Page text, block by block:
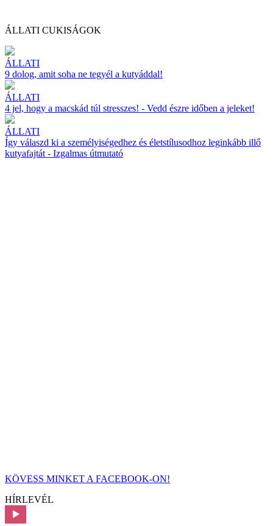
ÁLLATI CUKISÁGOK
ÁLLATI
9 dolog, amit soha ne tegyél a kutyáddal!
ÁLLATI
4 jel, hogy a macskád túl stresszes! - Vedd észre időben a jeleket!
ÁLLATI
Így válaszd ki a személyiségedhez és életstílusodhoz leginkább illő
kutyafajtát - Izgalmas útmutató
KÖVESS MINKET A FACEBOOK-ON!
HÍRLEVÉL